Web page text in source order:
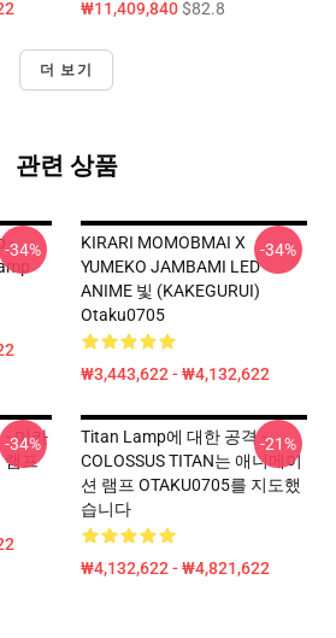
₩11,409,840$82.8
더 보기
관련 상품
-
-34%
KIRARI MOMOBMAI X
YUMEKO JAMBAMI LED
ANIME 빛 (KAKEGURUI)
Otaku0705
₩3,443,622 - ₩4,132,622
-34%
- 미카
램프
-34%
Titan Lamp에 대한 공격 -
COLOSSUS TITAN는 애니메이
션 램프 OTAKU0705를 지도했
습니다
₩4,132,622 - ₩4,821,622
-21%